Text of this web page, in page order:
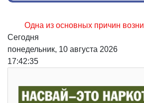
Одна из основных причин
Сегодня
понедельник, 10 августа 2026
17:42:36